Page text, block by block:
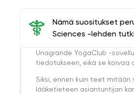
Nämä suositukset
Sciences -lehden
Unagrande YogaClub -
tiedotukseen, eikä se
Siksi, ennen kuin teet
lääketieteen asiantuntijan